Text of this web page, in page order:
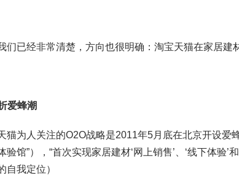
们已经非常清楚，方向也很明确：淘宝天猫在家居建
爱蜂潮
猫为人关注的O2O战略是2011年5月底在北京开设爱
验馆”），“首次实现家居建材‘网上销售’、‘线下体验’
自我定位）